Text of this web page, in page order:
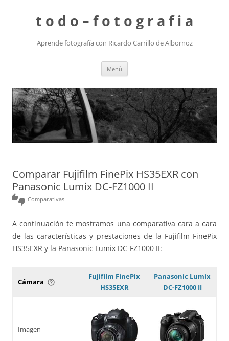
t o d o – f o t o g r a f i a
Aprende fotografía con Ricardo Carrillo de Albornoz
Menú
Comparar Fujifilm FinePix HS35EXR con
Panasonic Lumix DC-FZ1000 II
thumbs_up_down Comparativas
A continuación te mostramos una comparativa cara a cara
de las características y prestaciones de la Fujifilm FinePix
HS35EXR y la Panasonic Lumix DC-FZ1000 II:
Cámara help_outline
Fujifilm FinePix
HS35EXR
Panasonic Lumix
DC-FZ1000 II
Imagen